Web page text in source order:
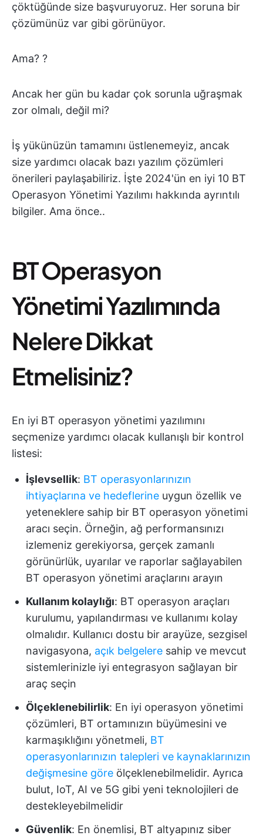
çöktüğünde size başvuruyoruz. Her soruna bir
çözümünüz var gibi görünüyor.
Ama? ?
Ancak her gün bu kadar çok sorunla uğraşmak
zor olmalı, değil mi?
İş yükünüzün tamamını üstlenemeyiz, ancak
size yardımcı olacak bazı yazılım çözümleri
önerileri paylaşabiliriz. İşte 2024'ün en iyi 10 BT
Operasyon Yönetimi Yazılımı hakkında ayrıntılı
bilgiler. Ama önce..
BT Operasyon
Yönetimi Yazılımında
Nelere Dikkat
Etmelisiniz?
En iyi BT operasyon yönetimi yazılımını
seçmenize yardımcı olacak kullanışlı bir kontrol
listesi:
İşlevsellik: BT operasyonlarınızın
ihtiyaçlarına ve hedeflerine uygun özellik ve
yeteneklere sahip bir BT operasyon yönetimi
aracı seçin. Örneğin, ağ performansınızı
izlemeniz gerekiyorsa, gerçek zamanlı
görünürlük, uyarılar ve raporlar sağlayabilen
BT operasyon yönetimi araçlarını arayın
Kullanım kolaylığı: BT operasyon araçları
kurulumu, yapılandırması ve kullanımı kolay
olmalıdır. Kullanıcı dostu bir arayüze, sezgisel
navigasyona, açık belgelere sahip ve mevcut
sistemlerinizle iyi entegrasyon sağlayan bir
araç seçin
Ölçeklenebilirlik: En iyi operasyon yönetimi
çözümleri, BT ortamınızın büyümesini ve
karmaşıklığını yönetmeli, BT
operasyonlarınızın talepleri ve kaynaklarınızın
değişmesine göre ölçeklenebilmelidir. Ayrıca
bulut, IoT, AI ve 5G gibi yeni teknolojileri de
destekleyebilmelidir
Güvenlik: En önemlisi, BT altyapınız siber